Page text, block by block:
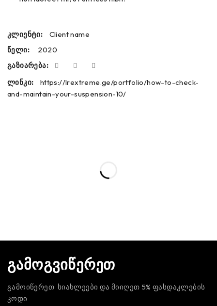
კლიენტი:
Client name
წელი:
2020
გაზიარება:
ლინკი:
https://lrextreme.ge/portfolio/how-to-check-
and-maintain-your-suspension-10/
გამოგვიწერეთ
გამოიწერეთ სიახლეები და მიიღეთ 5% ფასდაკლების
კოდი